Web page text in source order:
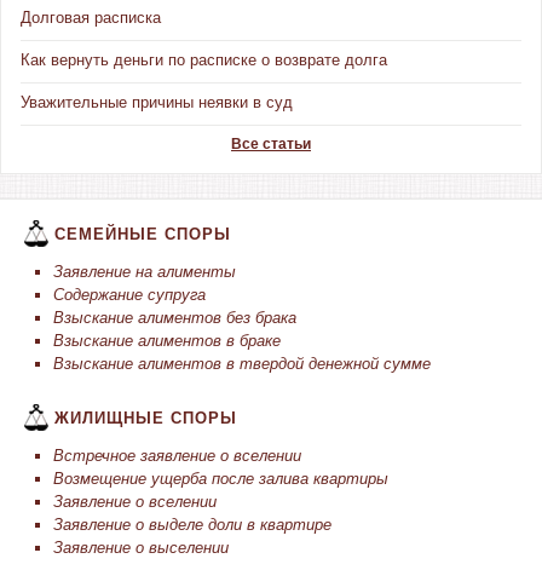
Долговая расписка
Как вернуть деньги по расписке о возврате долга
Уважительные причины неявки в суд
Все статьи
СЕМЕЙНЫЕ СПОРЫ
Заявление на алименты
Содержание супруга
Взыскание алиментов без брака
Взыскание алиментов в браке
Взыскание алиментов в твердой денежной сумме
ЖИЛИЩНЫЕ СПОРЫ
Встречное заявление о вселении
Возмещение ущерба после залива квартиры
Заявление о вселении
Заявление о выделе доли в квартире
Заявление о выселении